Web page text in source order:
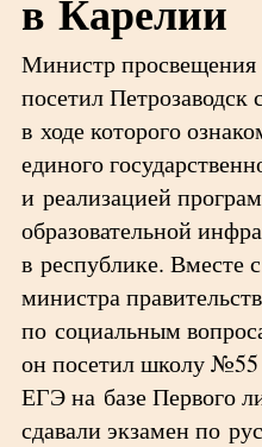
в Карелии
Министр просвещения
посетил
в ходе которого
единого
и реализацией
образовательной
в республике. Вместе
министра
по социальным
он посетил школу
ЕГЭ на базе Первого
сдавали экзамен по